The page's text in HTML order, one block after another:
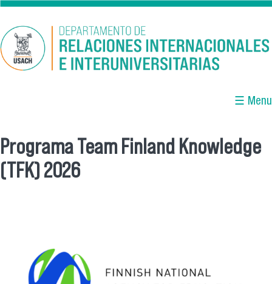
Pasar al contenido principal
☰ Menu
Se encuentra usted aquí
Programa Team Finland Knowledge
(TFK) 2026